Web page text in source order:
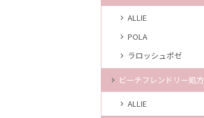
ALLIE
POLA
ラロッシュポゼ
ビーチフレンドリー処方
ALLIE